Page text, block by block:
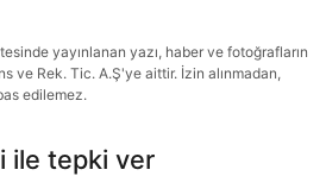
yayınlanan yazı, haber ve fotoğrafların
ve Rek. Tic. A.Ş'ye aittir. İzin alınmadan,
edilemez.
ile tepki ver